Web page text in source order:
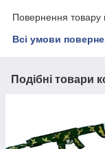
Повернення товару
Всі умови
Подібні товари